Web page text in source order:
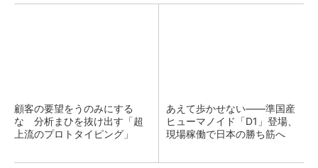
顧客の要望をうのみにする
な 分析まひを抜け出す「超
上流のプロトタイピング」
あえて歩かせない――準国産
ヒューマノイド「D1」登場、
現場稼働で日本の勝ち筋へ